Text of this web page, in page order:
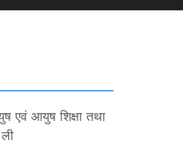
एवं आयुष शिक्षा तथा